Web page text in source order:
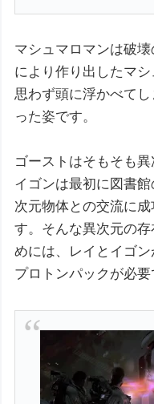
マシュマロマンは破
により作り出したマ
思わず頭に浮かべて
った姿です。
ゴーストはそもそも
イゴンは最初に図書
次元物体との交流に
す。そんな異次元の
めには、レイとイゴン
プロトンパックが必要